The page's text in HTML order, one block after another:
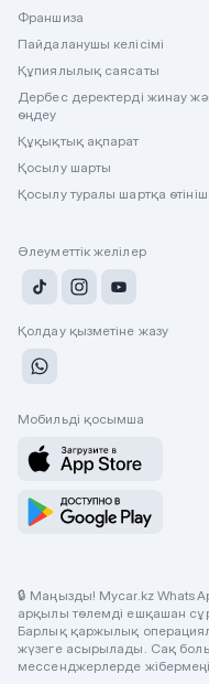
Франшиза
Пайдаланушы келісімі
Құпиялылық саясаты
Дербес деректерді жинау
өңдеу
Құқықтық ақпарат
Қосылу шарты
Қосылу туралы шартқа өтініш
Әлеуметтік желілер
Қолдау қызметіне жазу
Мобильді қосымша
🔒 Маңызды! Mycar.kz
арқылы төлемді ешқашан
Барлық қаржылық
жүзеге асырылады. Сақ
мессенджерлерде